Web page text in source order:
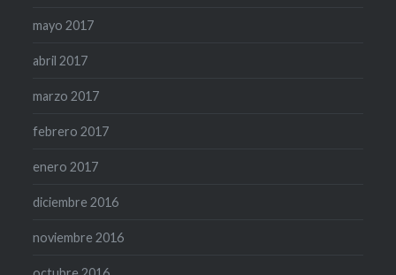
mayo 2017
abril 2017
marzo 2017
febrero 2017
enero 2017
diciembre 2016
noviembre 2016